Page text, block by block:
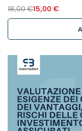
18,00€15,00 €